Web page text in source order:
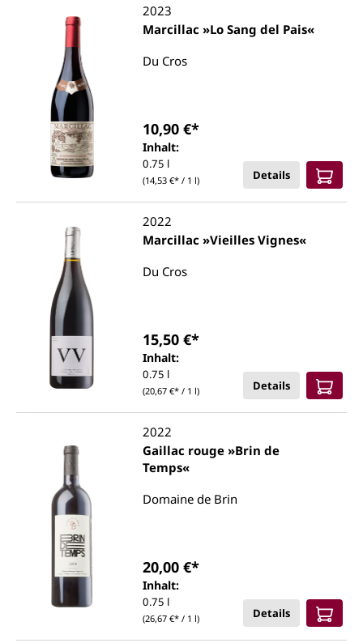
2023
Marcillac »Lo Sang del Pais«
Du Cros
Inhalt:
0.75 l
(14,53 €* / 1 l)
10,90 €*
Details
2022
Marcillac »Vieilles Vignes«
Du Cros
Inhalt:
0.75 l
(20,67 €* / 1 l)
15,50 €*
Details
2022
Gaillac rouge »Brin de
Temps«
Domaine de Brin
Inhalt:
0.75 l
(26,67 €* / 1 l)
20,00 €*
Details